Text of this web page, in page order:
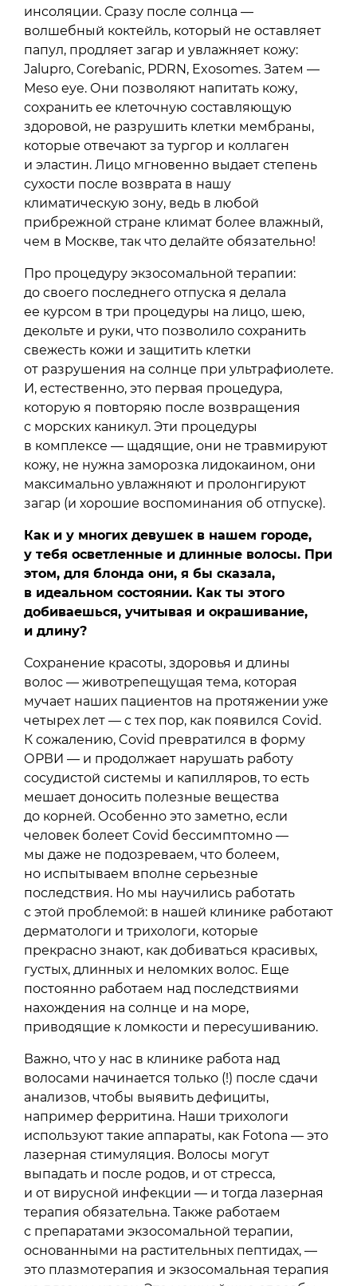
инсоляции. Сразу после солнца —
волшебный коктейль, который не оставляет
папул, продляет загар и увлажняет кожу:
Jalupro, Corebanic, PDRN, Exosomes. Затем —
Meso eye. Они позволяют напитать кожу,
сохранить ее клеточную составляющую
здоровой, не разрушить клетки мембраны,
которые отвечают за тургор и коллаген
и эластин. Лицо мгновенно выдает степень
сухости после возврата в нашу
климатическую зону, ведь в любой
прибрежной стране климат более влажный,
чем в Москве, так что делайте обязательно!
Про процедуру экзосомальной терапии:
до своего последнего отпуска я делала
ее курсом в три процедуры на лицо, шею,
декольте и руки, что позволило сохранить
свежесть кожи и защитить клетки
от разрушения на солнце при ультрафиолете.
И, естественно, это первая процедура,
которую я повторяю после возвращения
с морских каникул. Эти процедуры
в комплексе — щадящие, они не травмируют
кожу, не нужна заморозка лидокаином, они
максимально увлажняют и пролонгируют
загар (и хорошие воспоминания об отпуске).
Как и у многих девушек в нашем городе,
у тебя осветленные и длинные волосы. При
этом, для блонда они, я бы сказала,
в идеальном состоянии. Как ты этого
добиваешься, учитывая и окрашивание,
и длину?
Сохранение красоты, здоровья и длины
волос — животрепещущая тема, которая
мучает наших пациентов на протяжении уже
четырех лет — с тех пор, как появился Covid.
К сожалению, Covid превратился в форму
ОРВИ — и продолжает нарушать работу
сосудистой системы и капилляров, то есть
мешает доносить полезные вещества
до корней. Особенно это заметно, если
человек болеет Covid бессимптомно —
мы даже не подозреваем, что болеем,
но испытываем вполне серьезные
последствия. Но мы научились работать
с этой проблемой: в нашей клинике работают
дерматологи и трихологи, которые
прекрасно знают, как добиваться красивых,
густых, длинных и неломких волос. Еще
постоянно работаем над последствиями
нахождения на солнце и на море,
приводящие к ломкости и пересушиванию.
Важно, что у нас в клинике работа над
волосами начинается только (!) после сдачи
анализов, чтобы выявить дефициты,
например ферритина. Наши трихологи
используют такие аппараты, как Fotona — это
лазерная стимуляция. Волосы могут
выпадать и после родов, и от стресса,
и от вирусной инфекции — и тогда лазерная
терапия обязательна. Также работаем
с препаратами экзосомальной терапии,
основанными на растительных пептидах, —
это плазмотерапия и экзосомальная терапия